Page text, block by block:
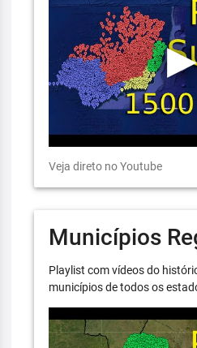
Veja direto no Youtube
Municípios
Playlist com vídeos do
municípios de todos os